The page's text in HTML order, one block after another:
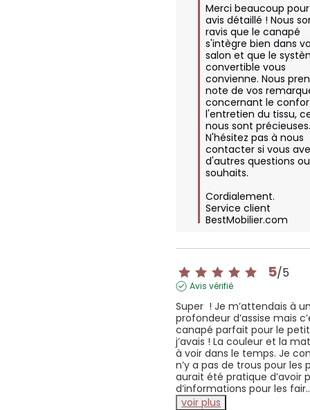
Merci beaucoup
avis détaillé ! Nous
ravis que le canapé
s'intègre bien dans
salon et que le
convertible vous
convienne. Nous
note de vos
concernant le
l'entretien du tissu,
nous sont
N'hésitez pas à nous
contacter si vous
d'autres questions ou
souhaits.
Cordialement.
Service client
BestMobilier.com
5/5
Avis vérifié
Super  ! Je m’attendais à
profondeur d’assise mais
canapé parfait pour le
j’avais ! La couleur et la
à voir dans le temps. Je
n’y a pas de trous pour les
aurait été pratique d’avoir
d’informations pour les fair
voir plus